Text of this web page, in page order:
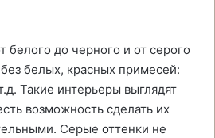
белого до черного и от серого
белых, красных примесей:
Такие интерьеры выглядят
возможность сделать их
Серые оттенки не